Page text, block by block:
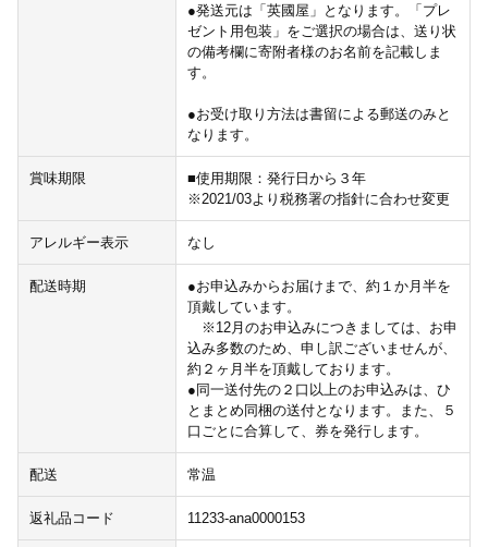
●発送元は「英國屋」となります。「プレ
ゼント用包装」をご選択の場合は、送り状
の備考欄に寄附者様のお名前を記載しま
す。
●お受け取り方法は書留による郵送のみと
なります。
賞味期限
■使用期限：発行日から３年
※2021/03より税務署の指針に合わせ変更
アレルギー表示 なし
配送時期
●お申込みからお届けまで、約１か月半を
頂戴しています。
※12月のお申込みにつきましては、お申
込み多数のため、申し訳ございませんが、
約２ヶ月半を頂戴しております。
●同一送付先の２口以上のお申込みは、ひ
とまとめ同梱の送付となります。また、５
口ごとに合算して、券を発行します。
配送 常温
返礼品コード 11233-ana0000153